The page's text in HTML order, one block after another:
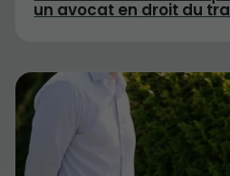
un avocat en droit du